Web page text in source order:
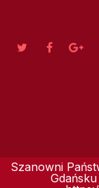
Szanowni